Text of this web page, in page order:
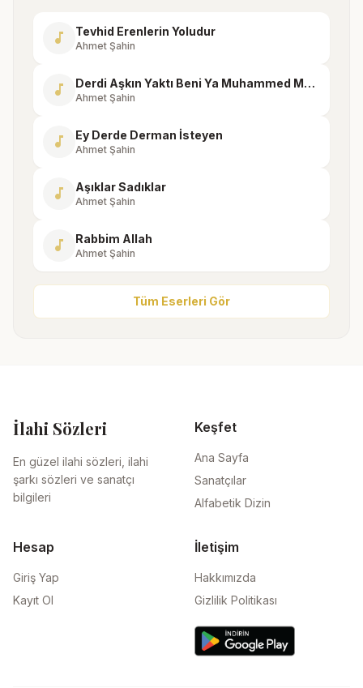
music_note Tevhid Erenlerin Yoludur
Ahmet Şahin
music_note Derdi Aşkın Yaktı Beni Ya Muhammed Mustafa
Ahmet Şahin
music_note Ey Derde Derman İsteyen
Ahmet Şahin
music_note Aşıklar Sadıklar
Ahmet Şahin
music_note Rabbim Allah
Ahmet Şahin
Tüm Eserleri Gör
İlahi Sözleri
En güzel ilahi sözleri, ilahi
şarkı sözleri ve sanatçı
bilgileri
Keşfet
Ana Sayfa
Sanatçılar
Alfabetik Dizin
Hesap
Giriş Yap
Kayıt Ol
İletişim
Hakkımızda
Gizlilik Politikası